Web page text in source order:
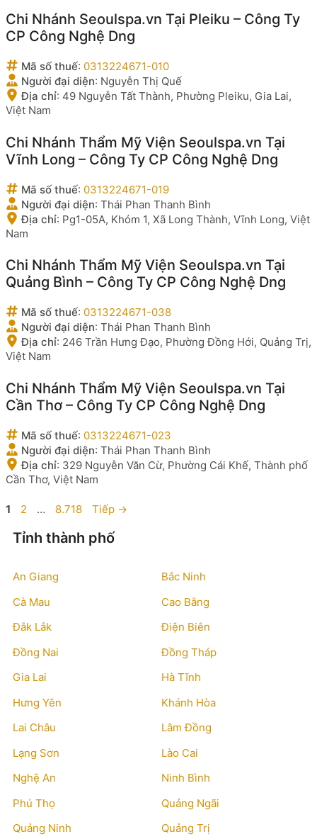
Chi Nhánh Seoulspa.vn Tại Pleiku – Công Ty
CP Công Nghệ Dng
Mã số thuế: 0313224671-010
Người đại diện: Nguyễn Thị Quế
Địa chỉ: 49 Nguyễn Tất Thành, Phường Pleiku, Gia Lai,
Việt Nam
Chi Nhánh Thẩm Mỹ Viện Seoulspa.vn Tại
Vĩnh Long – Công Ty CP Công Nghệ Dng
Mã số thuế: 0313224671-019
Người đại diện: Thái Phan Thanh Bình
Địa chỉ: Pg1-05A, Khóm 1, Xã Long Thành, Vĩnh Long, Việt
Nam
Chi Nhánh Thẩm Mỹ Viện Seoulspa.vn Tại
Quảng Bình – Công Ty CP Công Nghệ Dng
Mã số thuế: 0313224671-038
Người đại diện: Thái Phan Thanh Bình
Địa chỉ: 246 Trần Hưng Đạo, Phường Đồng Hới, Quảng Trị,
Việt Nam
Chi Nhánh Thẩm Mỹ Viện Seoulspa.vn Tại
Cần Thơ – Công Ty CP Công Nghệ Dng
Mã số thuế: 0313224671-023
Người đại diện: Thái Phan Thanh Bình
Địa chỉ: 329 Nguyễn Văn Cừ, Phường Cái Khế, Thành phố
Cần Thơ, Việt Nam
Trang
1 Trang
2 … Trang
8.718 Tiếp →
Tỉnh thành phố
An Giang
Bắc Ninh
Cà Mau
Cao Bằng
Đắk Lắk
Điện Biên
Đồng Nai
Đồng Tháp
Gia Lai
Hà Tĩnh
Hưng Yên
Khánh Hòa
Lai Châu
Lâm Đồng
Lạng Sơn
Lào Cai
Nghệ An
Ninh Bình
Phú Thọ
Quảng Ngãi
Quảng Ninh
Quảng Trị